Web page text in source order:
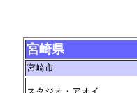
宮崎県
宮崎市